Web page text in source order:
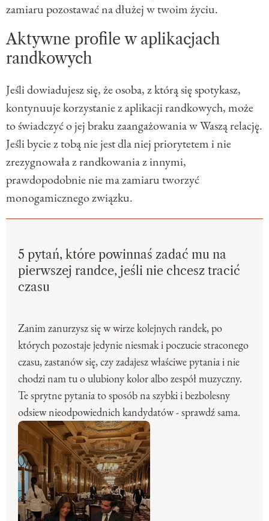
zamiaru pozostawać na dłużej w twoim życiu.
Aktywne profile w aplikacjach
randkowych
Jeśli dowiadujesz się, że osoba, z którą się spotykasz,
kontynuuje korzystanie z aplikacji randkowych, może
to świadczyć o jej braku zaangażowania w Waszą relację.
Jeśli bycie z tobą nie jest dla niej priorytetem i nie
zrezygnowała z randkowania z innymi,
prawdopodobnie nie ma zamiaru tworzyć
monogamicznego związku.
5 pytań, które powinnaś zadać mu na
pierwszej randce, jeśli nie chcesz tracić
czasu
Zanim zanurzysz się w wirze kolejnych randek, po
których pozostaje jedynie niesmak i poczucie straconego
czasu, zastanów się, czy zadajesz właściwe pytania i nie
chodzi nam tu o ulubiony kolor albo zespół muzyczny.
Te sprytne pytania to sposób na szybki i bezbolesny
odsiew nieodpowiednich kandydatów - sprawdź sama.